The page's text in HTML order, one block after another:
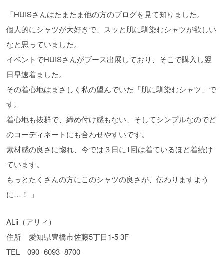
「HUISさんはたまたま他の方のブログを見て知りました。
個人的にシャツが大好きで、スッと肌に馴染むシャツが欲しい
なと思っていました。
イベントでHUISさんがブース出展しており、そこで購入し翌
日早速着ました。
その着心地はまさしく私の望んでいた「肌に馴染むシャツ」で
す。
着心地も抜群で、締め付け感もない、そしてシンプルなのでど
のコーディネートにも合わせやすいです。
素材感の良さに惚れ、今では３日に1回は着ているほど着続け
ています。
もっとたくさんの方にこのシャツの良さが、伝わりますよう
に…！ 」
ALii（アリィ）
住所 愛知県豊橋市佐藤5丁目1-5 3F
TEL 090−6093−8700